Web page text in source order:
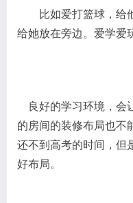
比如爱打篮球，给他
给她放在旁边。爱学爱
良好的学习环境，会
的房间的装修布局也不
还不到高考的时间，但
好布局。